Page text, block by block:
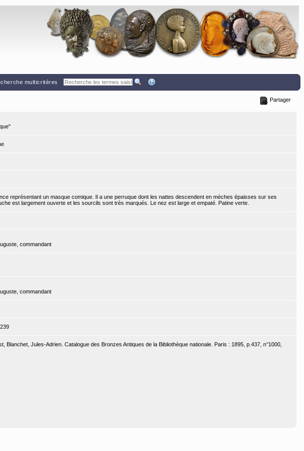
multicritères
Partager
représentant un masque comique. Il a une perruque dont les nattes descendent en mèches épaisses sur ses
est largement ouverte et les sourcils sont très marqués. Le nez est large et empaté. Patine verte.
commandant
commandant
Blanchet, Jules-Adrien. Catalogue des Bronzes Antiques de la Bibliothèque nationale. Paris : 1895, p.437, n°1000,